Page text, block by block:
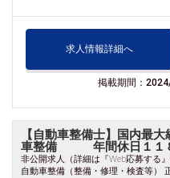
求人情報詳細へ
掲載期間：
【自動車整備士】国内最
車整備 年間休日１１
非公開求人（詳細は『Web応募する
自動車整備（整備・修理・検査等）